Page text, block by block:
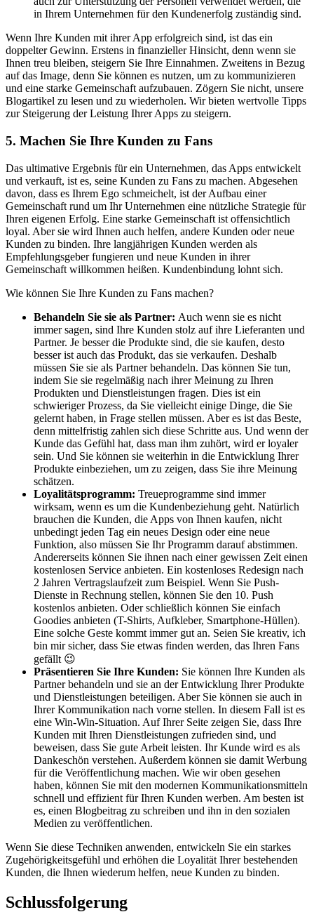
in Ihrem Unternehmen für den Kundenerfolg zuständig sind.
Wenn Ihre Kunden mit ihrer App erfolgreich sind, ist das ein
doppelter Gewinn. Erstens in finanzieller Hinsicht, denn wenn sie
Ihnen treu bleiben, steigern Sie Ihre Einnahmen. Zweitens in Bezug
auf das Image, denn Sie können es nutzen, um zu kommunizieren
und eine starke Gemeinschaft aufzubauen. Zögern Sie nicht, unsere
Blogartikel zu lesen und zu wiederholen. Wir bieten wertvolle Tipps
zur Steigerung derLeistung Ihrer Apps zu steigern.
5. Machen Sie Ihre Kunden zu Fans
Das ultimative Ergebnis für ein Unternehmen, das Apps entwickelt
und verkauft, ist es, seine Kunden zu Fans zu machen. Abgesehen
davon, dass es Ihrem Ego schmeichelt, ist der Aufbau einer
Gemeinschaft rund um Ihr Unternehmen eine nützliche Strategie für
Ihren eigenen Erfolg. Eine starke Gemeinschaft ist offensichtlich
loyal. Aber sie wird Ihnen auch helfen, andere Kunden oder neue
Kunden zu binden. Ihre langjährigen Kunden werden als
Empfehlungsgeber fungieren und neue Kunden in ihrer
Gemeinschaft willkommen heißen. Kundenbindung lohnt sich.
Wie können Sie Ihre Kunden zu Fans machen?
Behandeln Sie sie als Partner: Auch wenn sie es nicht
immer sagen, sind Ihre Kunden stolz auf ihre Lieferanten und
Partner. Je besser die Produkte sind, die sie kaufen, desto
besser ist auch das Produkt, das sie verkaufen. Deshalb
müssen Sie sie als Partner behandeln. Das können Sie tun,
indem Sie sie regelmäßig nach ihrer Meinung zu Ihren
Produkten und Dienstleistungen fragen. Dies ist ein
schwieriger Prozess, da Sie vielleicht einige Dinge, die Sie
gelernt haben, in Frage stellen müssen. Aber es ist das Beste,
denn mittelfristig zahlen sich diese Schritte aus. Und wenn der
Kunde das Gefühl hat, dass man ihm zuhört, wird er loyaler
sein. Und Sie können sie weiterhin in die Entwicklung Ihrer
Produkte einbeziehen, um zu zeigen, dass Sie ihre Meinung
schätzen.
Loyalitätsprogramm: Treueprogramme sind immer
wirksam, wenn es um die Kundenbeziehung geht. Natürlich
brauchen die Kunden, die Apps von Ihnen kaufen, nicht
unbedingt jeden Tag ein neues Design oder eine neue
Funktion, also müssen Sie Ihr Programm darauf abstimmen.
Andererseits können Sie ihnen nach einer gewissen Zeit einen
kostenlosen Service anbieten. Ein kostenloses Redesign nach
2 Jahren Vertragslaufzeit zum Beispiel. Wenn Sie Push-
Dienste in Rechnung stellen, können Sie den 10. Push
kostenlos anbieten. Oder schließlich können Sie einfach
Goodies anbieten (T-Shirts, Aufkleber, Smartphone-Hüllen).
Eine solche Geste kommt immer gut an. Seien Sie kreativ, ich
bin mir sicher, dass Sie etwas finden werden, das Ihren Fans
gefällt 😉
Präsentieren Sie Ihre Kunden: Sie können Ihre Kunden als
Partner behandeln und sie an der Entwicklung Ihrer Produkte
und Dienstleistungen beteiligen. Aber Sie können sie auch in
Ihrer Kommunikation nach vorne stellen. In diesem Fall ist es
eine Win-Win-Situation. Auf Ihrer Seite zeigen Sie, dass Ihre
Kunden mit Ihren Dienstleistungen zufrieden sind, und
beweisen, dass Sie gute Arbeit leisten. Ihr Kunde wird es als
Dankeschön verstehen. Außerdem können sie damit Werbung
für die Veröffentlichung machen. Wie wir oben gesehen
haben, können Sie mit den modernen Kommunikationsmitteln
schnell und effizient für Ihren Kunden werben. Am besten ist
es, einen Blogbeitrag zu schreiben und ihn in den sozialen
Medien zu veröffentlichen.
Wenn Sie diese Techniken anwenden, entwickeln Sie ein starkes
Zugehörigkeitsgefühl und erhöhen die Loyalität Ihrer bestehenden
Kunden, die Ihnen wiederum helfen, neue Kunden zu binden.
Schlussfolgerung